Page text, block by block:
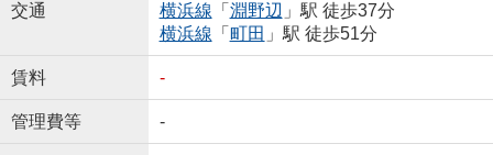
交通
横浜線 「 淵野辺 」駅 徒歩37分
横浜線 「 町田 」駅 徒歩51分
賃料 -
管理費等 -